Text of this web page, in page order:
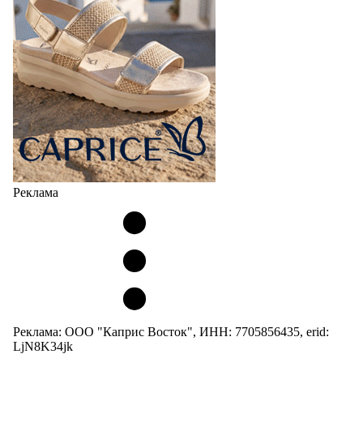
Реклама
Реклама: ООО "Каприс Восток", ИНН: 7705856435, erid:
LjN8K34jk